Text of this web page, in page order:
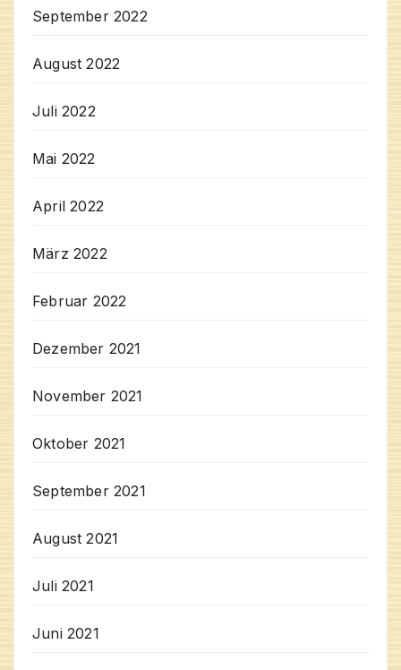
September 2022
August 2022
Juli 2022
Mai 2022
April 2022
März 2022
Februar 2022
Dezember 2021
November 2021
Oktober 2021
September 2021
August 2021
Juli 2021
Juni 2021